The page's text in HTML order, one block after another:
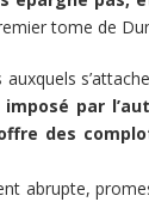
tome de
auxquels
par
des
abrupte,